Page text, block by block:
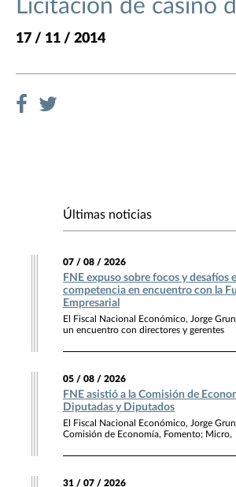
Licitación de casino
17 / 11 / 2014
Últimas noticias
07 / 08 / 2026
FNE expuso sobre focos y desafíos
competencia en encuentro con la
Empresarial
El Fiscal Nacional Económico, Jorge
un encuentro con directores y gerentes
05 / 08 / 2026
FNE asistió a la Comisión de
Diputadas y Diputados
El Fiscal Nacional Económico, Jorge
Comisión de Economía, Fomento; Micro,
31 / 07 / 2026